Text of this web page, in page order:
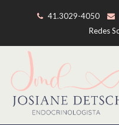
41.3029-4050
Redes